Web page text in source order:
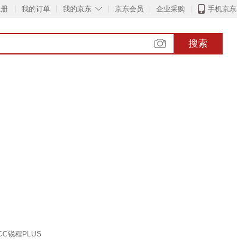
我的订单 ◇
我的京东 京东会员 企业采购 手机京东
搜索
锐程PLUS